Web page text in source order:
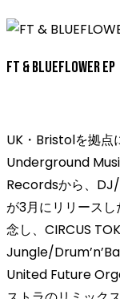
FT &
UK・Bristolを拠
Underground
Recordsから、DJ/
が3月にリリース
念し、CIRCUS
Jungle/
United Future